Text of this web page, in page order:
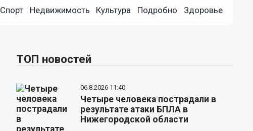
Спорт Недвижимость Культура Подробно Здоровье
ТОП новостей
06.8.2026 11:40
Четыре человека пострадали в
результате атаки БПЛА в
Нижегородской области